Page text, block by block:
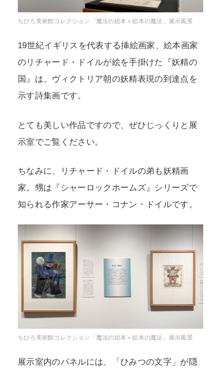
ちひろ美術館コレクション「魔法の絵本＝絵本の魔法」展示風景
19世紀イギリスを代表する挿絵画家、絵本画家
のリチャード・ドイルが絵を手掛けた『妖精の
国』は、ヴィクトリア朝の妖精表現の到達点を
示す詩集画です。
とても美しい作品ですので、ぜひじっくりと展
示室でご覧ください。
ちなみに、リチャード・ドイルの弟も妖精画
家。甥は『シャーロックホームズ』シリーズで
知られる作家アーサー・コナン・ドイルです。
ちひろ美術館コレクション「魔法の絵本＝絵本の魔法」展示風景
展示室内のパネルには、「ひみつの文字」が隠